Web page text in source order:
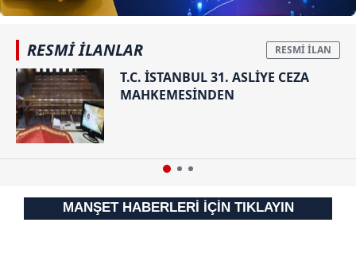
RESMİ İLANLAR
T.C. İSTANBUL 31. ASLİYE CEZA
MAHKEMESİNDEN
MANŞET HABERLERİ İÇİN TIKLAYIN